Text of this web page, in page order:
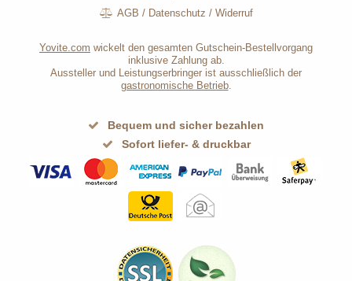
AGB / Datenschutz /Widerruf
Yovite.com wickelt den gesamten Gutschein-Bestellvorgang
inklusive Zahlung ab.
Aussteller und Leistungserbringer ist ausschließlich der
gastronomische Betrieb.
Bequem und sicher bezahlen
Sofort liefer- & druckbar